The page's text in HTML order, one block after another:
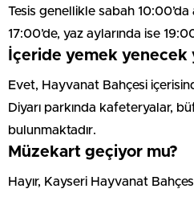
Tesis genellikle sabah 10:00’da
17:00’de, yaz aylarında ise
İçeride yemek yenecek
Evet, Hayvanat Bahçesi
Diyarı parkında kafeteryalar,
bulunmaktadır.
Müzekart geçiyor mu?
Hayır, Kayseri Hayvanat